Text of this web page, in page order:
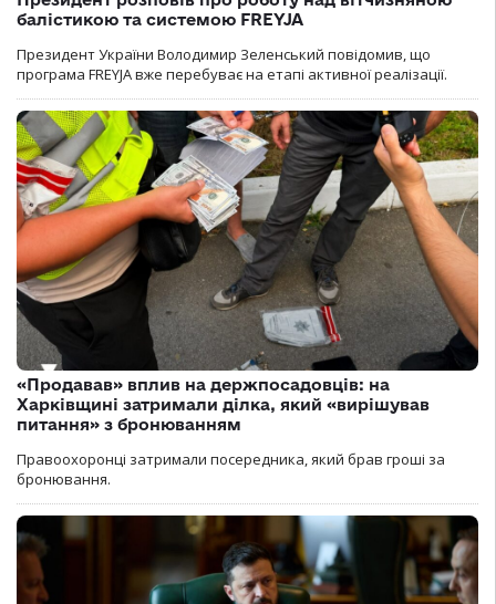
балістикою та системою FREYJA
Президент України Володимир Зеленський повідомив, що
програма FREYJA вже перебуває на етапі активної реалізації.
«Продавав» вплив на держпосадовців: на
Харківщині затримали ділка, який «вирішував
питання» з бронюванням
Правоохоронці затримали посередника, який брав гроші за
бронювання.